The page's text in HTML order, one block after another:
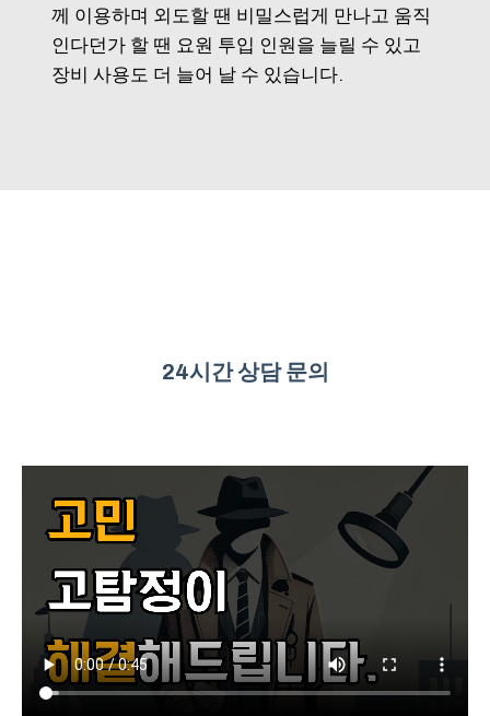
께 이용하며 외도할 땐 비밀스럽게 만나고 움직
인다던가 할 땐 요원 투입 인원을 늘릴 수 있고
장비 사용도 더 늘어 날 수 있습니다.
24시간 상담 문의